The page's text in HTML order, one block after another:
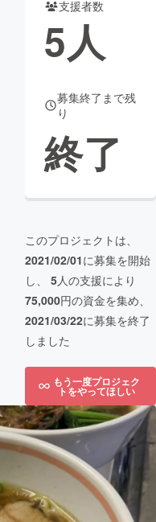
CAMPFIRE Creation
ya コミュニティ
支援者数
5人
募集終了まで残
り
終了
このプロジェクトは、
2021/02/01に募集を開始
し、 5人の支援により
75,000円の資金を集め、
2021/03/22に募集を終了
しました
もう一度プロジェク
トをやってほしい